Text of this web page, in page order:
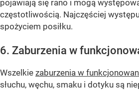
pojawiają się rano i mogą
częstotliwością. Najczęściej
spożyciem posiłku.
6. Zaburzenia w
Wszelkie zaburzenia w
słuchu, węchu, smaku i dotyku są